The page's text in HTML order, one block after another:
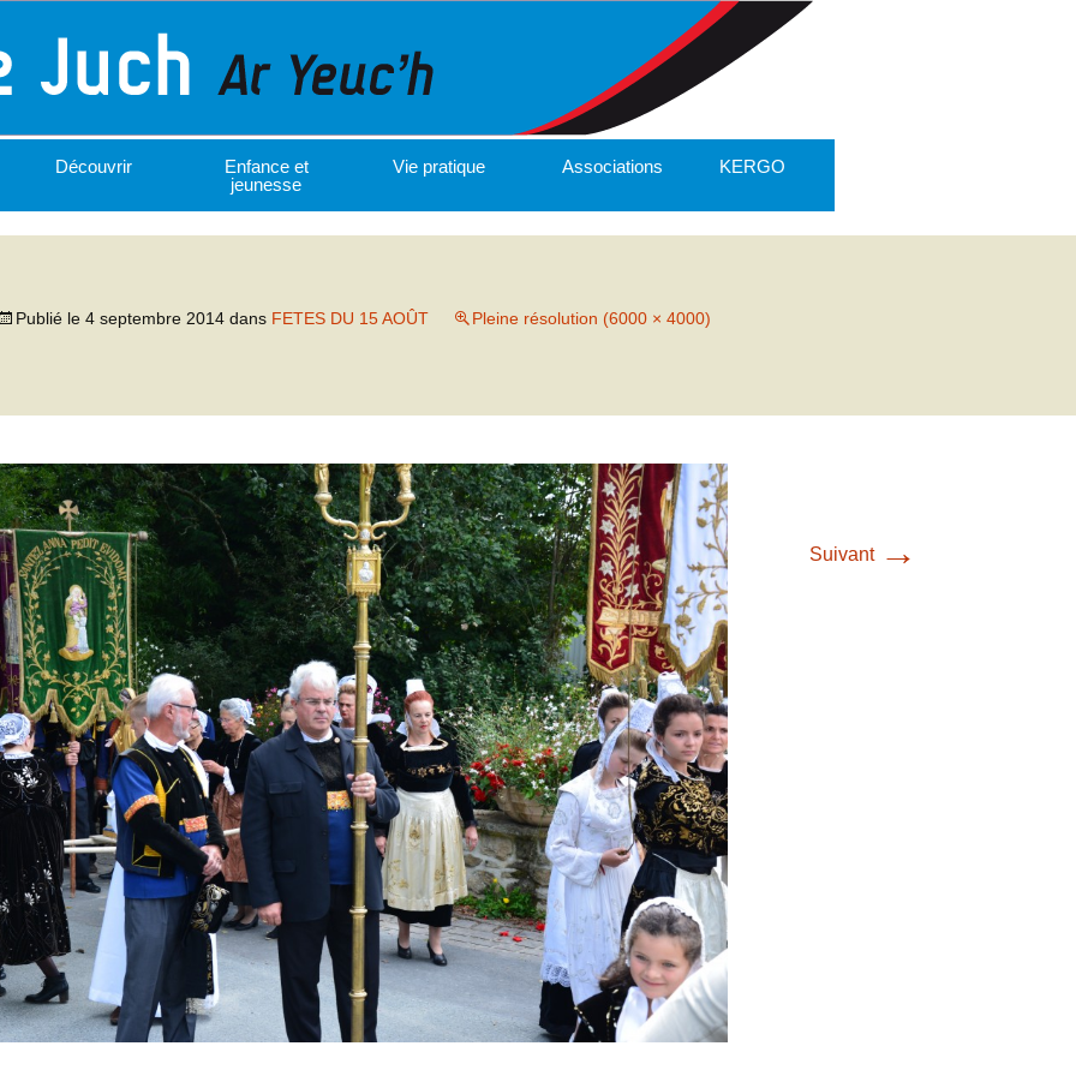
Découvrir
Enfance et
jeunesse
Vie pratique Associations KERGO
Publié le 4 septembre 2014 dans FETES DU 15 AOÛT Pleine résolution (6000 × 4000)
Suivant →